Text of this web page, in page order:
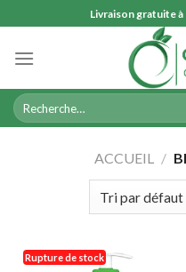
to
content
Livraison gratuite
Recherche
pour :
ACCUEIL /
Rupture de stock